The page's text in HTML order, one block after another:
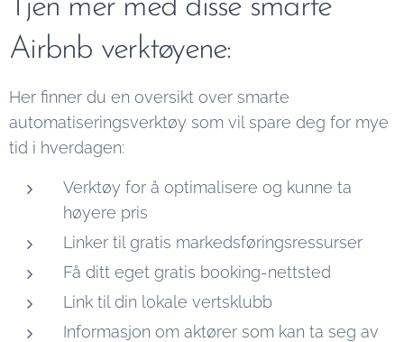
Tjen mer med disse smarte
Airbnb verktøyene:
Her finner du en oversikt over smarte
automatiseringsverktøy som vil spare deg for mye
tid i hverdagen:
Verktøy for å optimalisere og kunne ta
høyere pris
Linker til gratis markedsføringsressurser
Få ditt eget gratis booking-nettsted
Link til din lokale vertsklubb
Informasjon om aktører som kan ta seg av